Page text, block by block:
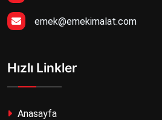
emek@emekimalat.com
Hızlı Linkler
Anasayfa